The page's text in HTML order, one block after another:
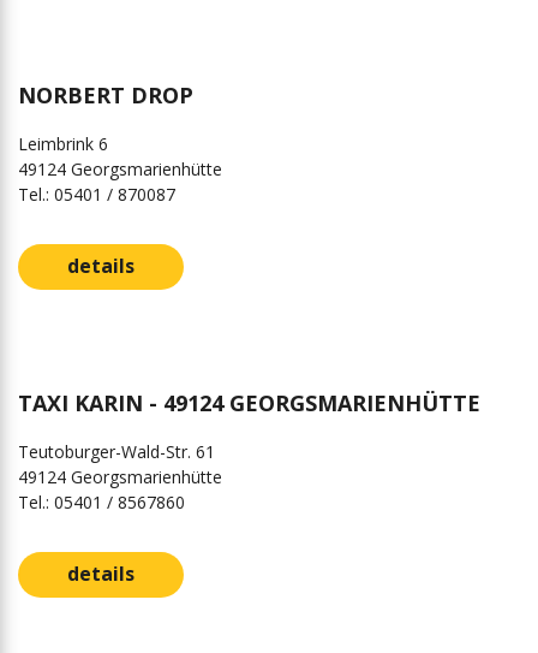
NORBERT DROP
Leimbrink 6
49124 Georgsmarienhütte
Tel.: 05401 / 870087
details
TAXI KARIN - 49124 GEORGSMARIENHÜTTE
Teutoburger-Wald-Str. 61
49124 Georgsmarienhütte
Tel.: 05401 / 8567860
details